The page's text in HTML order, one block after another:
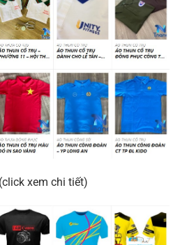
(click xem chi tiết)